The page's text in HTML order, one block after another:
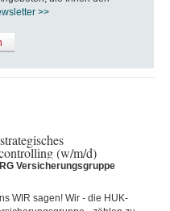
>>
(w/m/d)
Versicherungsgruppe
WIR sagen! Wir - die HUK-